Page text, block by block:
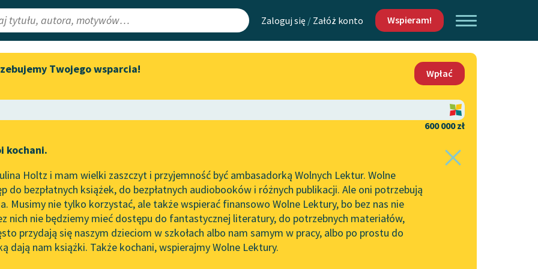
Zaloguj się / Załóż konto Wspieram!
Lektury
redakcyjne
Aktualności
„Prokurator Alicja Horn” do
literatury skandynawskiej
Spotkanie z Katarzyną Tunkiel
w Oslo
102. lata temu zmarł Joseph
Conrad
Mapa Wolnych Lektur
Leśmianator
API
OAI-PMH
Widget Wolnych Lektur
Kontakt
O projekcie
Zasady wykorzystania
Wolnych Lektur
Logotypy
Materiały promocyjne
Twojego wsparcia!
Wpłać
600 000 zł
kochani.
Holtz i mam wielki zaszczyt i przyjemność być ambasadorką Wolnych Lektur. Wolne
do bezpłatnych książek, do bezpłatnych audiobooków i różnych publikacji. Ale oni potrzebują
Musimy nie tylko korzystać, ale także wspierać finansowo Wolne Lektury, bo bez nas nie
nich nie będziemy mieć dostępu do fantastycznej literatury, do potrzebnych materiałów,
przydają się naszym dzieciom w szkołach albo nam samym w pracy, albo po prostu do
dają nam książki. Także kochani, wspierajmy Wolne Lektury.
Alter Kacyzne✖